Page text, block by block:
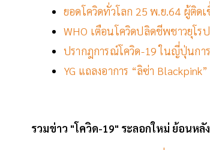
ยอดโควิดทั่วโลก 25 พ.ย.64 ผู้ติด
WHO เตือนโควิดปลิดชีพชาวยุโ
ปรากฎการณ์โควิด-19 ในญี่ปุ่นกา
YG แถลงอาการ “ลิซ่า
รวมข่าว "โควิด-19" ระลอกใหม่ ย้อนหลัง